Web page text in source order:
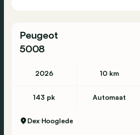
Peugeot
5008
2026 10 km
143 pk Automaat
Dex Hooglede